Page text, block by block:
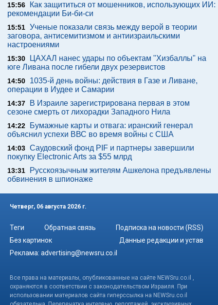
15:56
Как защититься от мошенников, использующих ИИ:
рекомендации Би-би-си
15:51 Ученые показали связь между верой в теории
заговора, антисемитизмом и антиизраильскими
настроениями
15:30
ЦАХАЛ нанес удары по объектам "Хизбаллы" на
юге Ливана после гибели двух резервистов
14:50
1035-й день войны: действия в Газе и Ливане,
операции в Иудее и Самарии
14:37
В Израиле зарегистрирована первая в этом
сезоне смерть от лихорадки Западного Нила
14:22
Бумажные карты и отвага: иранский генерал
объяснил успехи ВВС во время войны с США
14:03 Саудовский фонд PIF и партнеры завершили
покупку Electronic Arts за $55 млрд
13:31
Русскоязычным жителям Ашкелона предъявлены
обвинения в шпионаже
Четверг, 06 августа 2026 г.
Теги Обратная связь
Подписка на новости (RSS)
Без картинок
Данные редакции и устав
Реклама: advertising@newsru.co.il
Все права на материалы, опубликованные на сайте NEWSru.co.il ,
охраняются в соответствии с законодательством Израиля. При
использовании материалов сайта гиперссылка на NEWSru.co.il